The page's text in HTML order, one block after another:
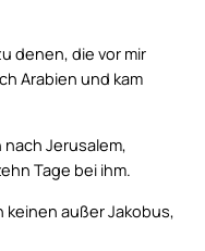
denen, die vor mir
Arabien und kam
nach Jerusalem,
Tage bei ihm.
keinen außer Jakobus,